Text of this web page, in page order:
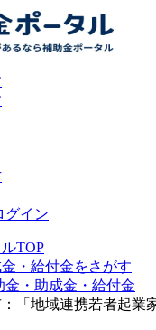
グイン
TOP
・給付金をさがす
金・助成金・給付金
：「地域連携若者起